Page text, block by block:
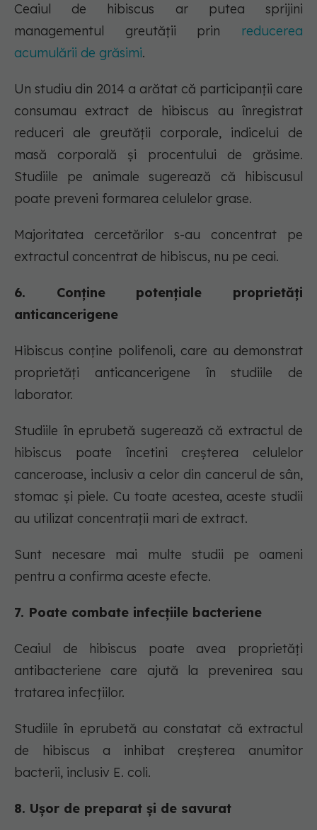
Ceaiul de hibiscus ar putea sprijini
managementul greutății prin reducerea
acumulării de grăsimi.
Un studiu din 2014 a arătat că participanții care
consumau extract de hibiscus au înregistrat
reduceri ale greutății corporale, indicelui de
masă corporală și procentului de grăsime.
Studiile pe animale sugerează că hibiscusul
poate preveni formarea celulelor grase.
Majoritatea cercetărilor s-au concentrat pe
extractul concentrat de hibiscus, nu pe ceai.
6. Conține potențiale proprietăți
anticancerigene
Hibiscus conține polifenoli, care au demonstrat
proprietăți anticancerigene în studiile de
laborator.
Studiile în eprubetă sugerează că extractul de
hibiscus poate încetini creșterea celulelor
canceroase, inclusiv a celor din cancerul de sân,
stomac și piele. Cu toate acestea, aceste studii
au utilizat concentrații mari de extract.
Sunt necesare mai multe studii pe oameni
pentru a confirma aceste efecte.
7. Poate combate infecțiile bacteriene
Ceaiul de hibiscus poate avea proprietăți
antibacteriene care ajută la prevenirea sau
tratarea infecțiilor.
Studiile în eprubetă au constatat că extractul
de hibiscus a inhibat creșterea anumitor
bacterii, inclusiv E. coli.
8. Ușor de preparat și de savurat